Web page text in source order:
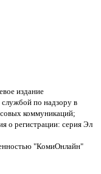
издание
по надзору в
коммуникаций;
о регистрации: серия Эл
"КомиОнлайн"